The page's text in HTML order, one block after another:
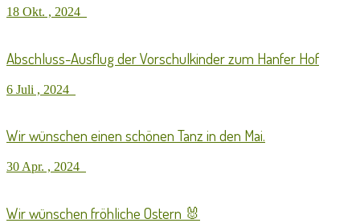
18 Okt. , 2024
Abschluss-Ausflug der Vorschulkinder zum Hanfer Hof
6 Juli , 2024
Wir wünschen einen schönen Tanz in den Mai.
30 Apr. , 2024
Wir wünschen fröhliche Ostern 🐰